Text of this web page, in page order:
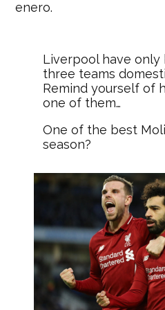
enero.
Liverpool have
three teams
Remind yourself of
one of them…
One of the best
season?
??pic.twitter.com/
— Wolves (@Wolves)